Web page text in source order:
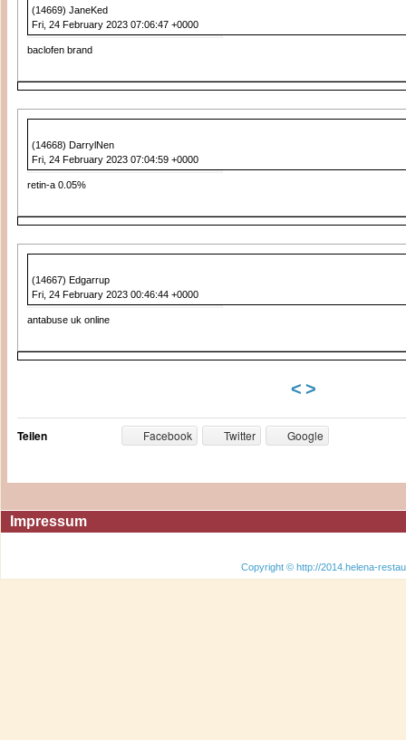
(14669) JaneKed
Fri, 24 February 2023 07:06:47 +0000
baclofen brand
(14668) DarrylNen
Fri, 24 February 2023 07:04:59 +0000
retin-a 0.05%
(14667) Edgarrup
Fri, 24 February 2023 00:46:44 +0000
antabuse uk online
< >
Teilen Facebook Twitter Google
Impressum
Copyright © http://2014.helena-